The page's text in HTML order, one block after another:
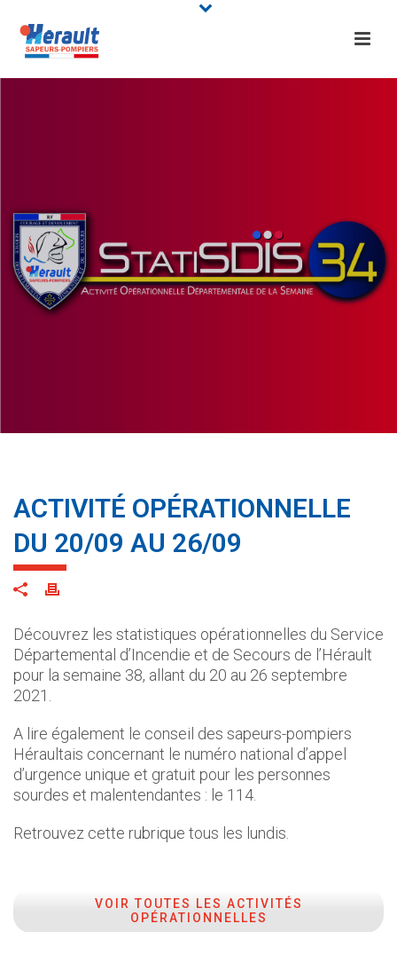
ACTIVITÉ OPÉRATIONNELLE
DU 20/09 AU 26/09
Découvrez les statistiques opérationnelles du Service
Départemental d’Incendie et de Secours de l’Hérault
pour la semaine 38, allant du 20 au 26 septembre
2021.
A lire également le conseil des sapeurs-pompiers
Héraultais concernant le numéro national d’appel
d’urgence unique et gratuit pour les personnes
sourdes et malentendantes : le 114.
Retrouvez cette rubrique tous les lundis.
VOIR TOUTES LES ACTIVITÉS
OPÉRATIONNELLES